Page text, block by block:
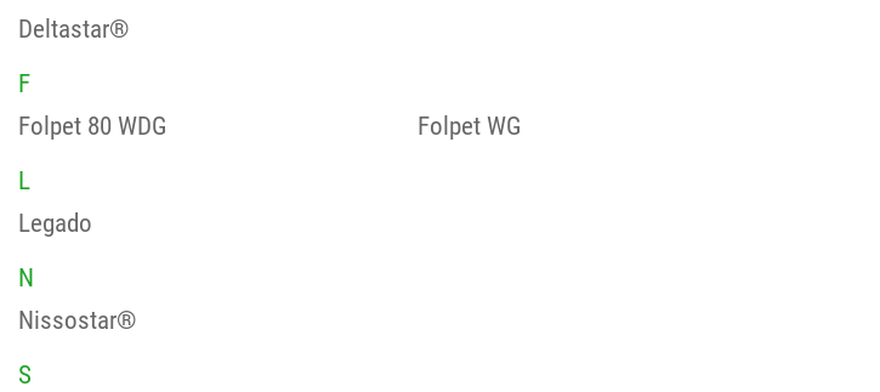
Deltastar®
F
Folpet 80 WDG
Folpet WG
L
Legado
N
Nissostar®
S